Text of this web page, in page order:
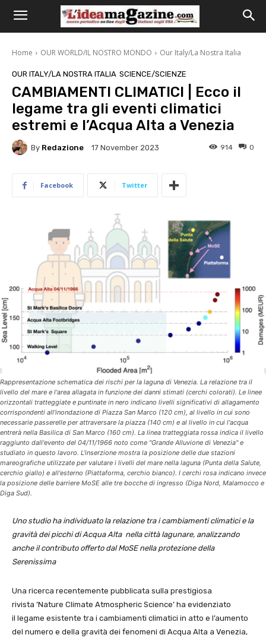
Home OUR WORLD/IL NOSTRO MONDO Our Italy/La Nostra Italia
OUR ITALY/LA NOSTRA ITALIA SCIENCE/SCIENZE
CAMBIAMENTI CLIMATICI | Ecco il
legame tra gli eventi climatici
estremi e l’Acqua Alta a Venezia
By Redazione 17 November 2023 0
914
Facebook Twitter
Rappresentazione schematica dei rischi per la laguna di Venezia. La relazione tra il
livello del mare e l'area allagata in funzione dei danni stimati (cerchi colorati). Le linee
orizzontali tratteggiate e puntinate in nero indicano livelli significativi di allagamento
corrispondenti all'inondazione di Piazza San Marco (120 cm), al livello in cui sono
necessarie passerelle per attraversare la piazza (140 cm) e al livello in cui l'acqua
entrerà nella Basilica di San Marco (160 cm). La linea tratteggiata rossa indica il livello
raggiunto dall'evento del 04/11/1966 noto come "Grande Alluvione di Venezia" e
studiato in questo lavoro. L'inserzione mostra la posizione delle due stazioni
mareografiche utilizzate per valutare i livelli del mare nella laguna (Punta della Salute,
cerchio giallo) e all'esterno (Piattaforma, cerchio bianco). I cerchi rosa indicano invece
la posizione delle barriere MoSE alle tre bocche di ingresso (Diga Nord, Malamocco e
Diga Sud).
Uno studio ha individuato la relazione tra i cambiamenti climatici e la
gravità dei picchi di Acqua Alta nella città lagunare, analizzando
anche il contributo offerto dal MoSE nella protezione della
Serenissima
Una ricerca recentemente pubblicata sulla prestigiosa
rivista ‘Nature Climate Atmospheric Science’ ha evidenziato
il legame esistente tra i cambiamenti climatici in atto e l’aumento
del numero e della gravità dei fenomeni di Acqua Alta a Venezia,